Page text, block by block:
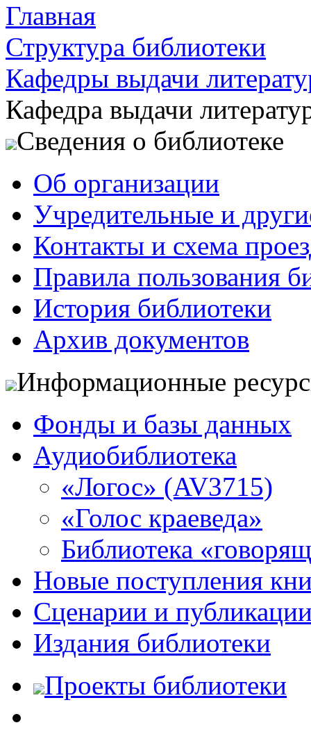
Главная
Структура библиотеки
Кафедры выдачи
Кафедра выдачи
Сведения о библиотеке
Об организации
Учредительные и
Контакты и схема
Правила пользования
История библиотеки
Архив документов
Информационные
Фонды и базы данных
Аудиобиблиотека
«Логос» (AV3715)
«Голос краеведа»
Библиотека
Новые поступления
Сценарии и
Издания библиотеки
Проекты библиотеки